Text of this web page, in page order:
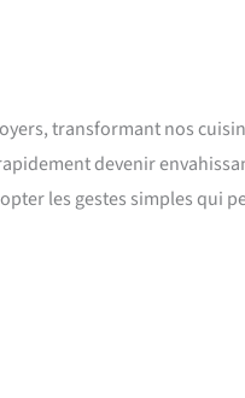
transformant nos
devenir
les gestes simples qui